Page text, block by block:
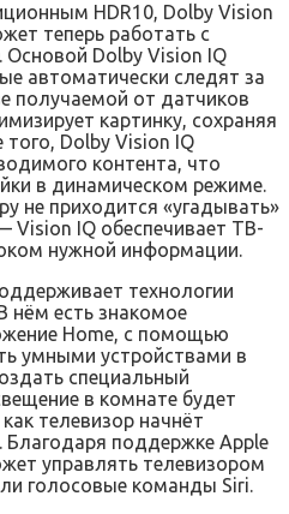
HDR10, Dolby Vision
теперь работать с
Dolby Vision IQ
автоматически следят за
получаемой от датчиков
картинку, сохраняя
Dolby Vision IQ
контента, что
в динамическом режиме.
не приходится «угадывать»
Vision IQ обеспечивает ТВ-
нужной информации.
технологии
нём есть знакомое
Home, с помощью
умными устройствами в
специальный
в комнате будет
телевизор начнёт
Благодаря поддержке Apple
управлять телевизором
голосовые команды Siri.